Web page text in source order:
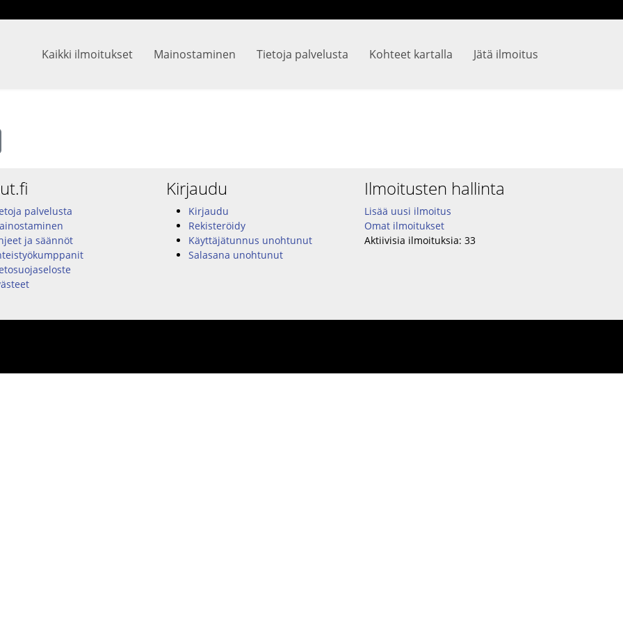
Kaikki ilmoitukset Mainostaminen Tietoja palvelusta Kohteet kartalla Jätä ilmoitus
palvelusta
ja säännöt
Kirjaudu
Kirjaudu
Rekisteröidy
Käyttäjätunnus unohtunut
Salasana unohtunut
Ilmoitusten hallinta
Lisää uusi ilmoitus
Omat ilmoitukset
Aktiivisia ilmoituksia: 33